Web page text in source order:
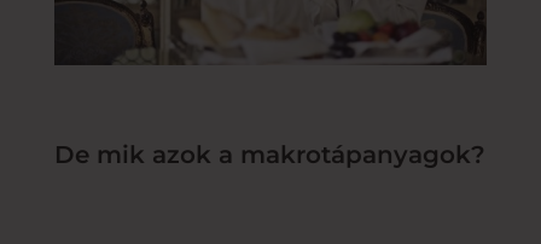
De mik azok a makrotápanyagok?